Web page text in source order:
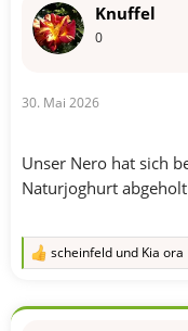
e
n
Knuffel
0
30. Mai 2026
Unser Nero hat sich
Naturjoghurt
R
k
scheinfeld und Kia ora